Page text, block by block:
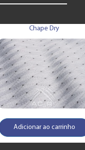
Chape Dry
Adicionar ao carrinho